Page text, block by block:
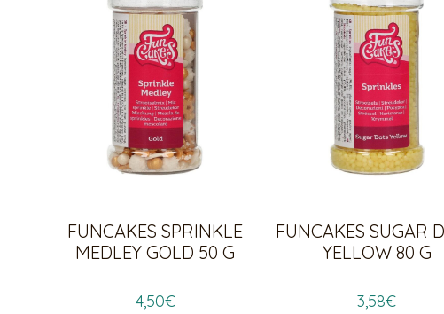
FUNCAKES SPRINKLE
MEDLEY GOLD 50 G
4,50€
FUNCAKES SUGAR
YELLOW 80 G
3,58€